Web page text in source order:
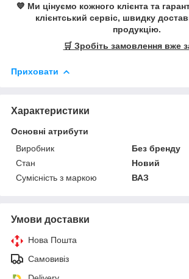
💙 Ми цінуємо кожного клієнта та
клієнтський сервіс, швидку
продукцію.
🛒 Зробіть замовлення вже
Приховати
Характеристики
Основні атрибути
Виробник
Без бренду
Стан
Новий
Сумісність з маркою
ВАЗ
Умови доставки
Нова Пошта
Самовивіз